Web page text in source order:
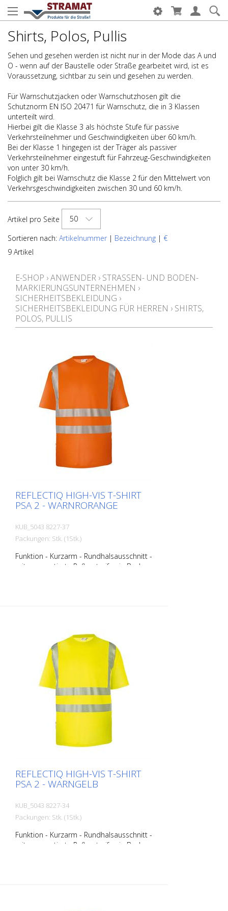
Shirts, Polos, Pullis
Sehen und gesehen werden ist nicht nur in der Mode das A und
O - wenn auf der Baustelle oder Straße gearbeitet wird, ist es
Voraussetzung, sichtbar zu sein und gesehen zu werden.
Für Warnschutzjacken oder Warnschutzhosen gilt die
Schutznorm EN ISO 20471 für Warnschutz, die in 3 Klassen
unterteilt wird.
Hierbei gilt die Klasse 3 als höchste Stufe für passive
Verkehrsteilnehmer und Geschwindigkeiten über 60 km/h.
Bei der Klasse 1 hingegen ist der Träger als passiver
Verkehrsteilnehmer eingestuft für Fahrzeug-Geschwindigkeiten
von unter 30 km/h.
Folglich gilt bei Warnschutz die Klasse 2 für den Mittelwert von
Verkehrsgeschwindigkeiten zwischen 30 und 60 km/h.
Artikel pro Seite
50
Sortieren nach: Artikelnummer | Bezeichnung | €
9 Artikel
E-SHOP ›ANWENDER › STRASSEN- UND BODEN-M
ARKIERUNGSUNTERNEHMEN
›
SICHERHEITSBEKLEIDUNG ›
SICHERHEITSBEKLEIDUNG FÜR HERREN › SHIRTS,
POLOS, PULLIS
REFLECTIQ HIGH-VIS T-SHIRT
PSA 2 - WARNRORANGE
KUB_5043 8227-37
Packungen: Stk. (1Stk.)
Funktion - Kurzarm - Rundhalsausschnitt -
mit segmentierte Reflexstreifen in Body
schützt vor starker Sonnenstrahlung
Größen - XS - S - M - L - XL - XXL - 3XL - 4
XL Materialien: - 50 % Baumwolle, 50 %
Polyester, ca. 180 g/m2 Im Moment sind
noch nicht alle Produkte in allen
Farbvariationen und Größen hinterlegt.
Bei Bedarf fragen Sie bitte das
entsprechende Produkt bei uns an.
REFLECTIQ HIGH-VIS T-SHIRT
PSA 2 - WARNGELB
KUB_5043 8227-34
Packungen: Stk. (1Stk.)
Funktion - Kurzarm - Rundhalsausschnitt -
mit segmentierte Reflexstreifen in Body